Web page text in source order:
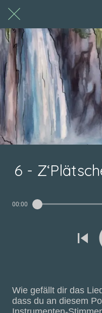
6 -
00:00
Wie gefällt dir das
dass du an diesem